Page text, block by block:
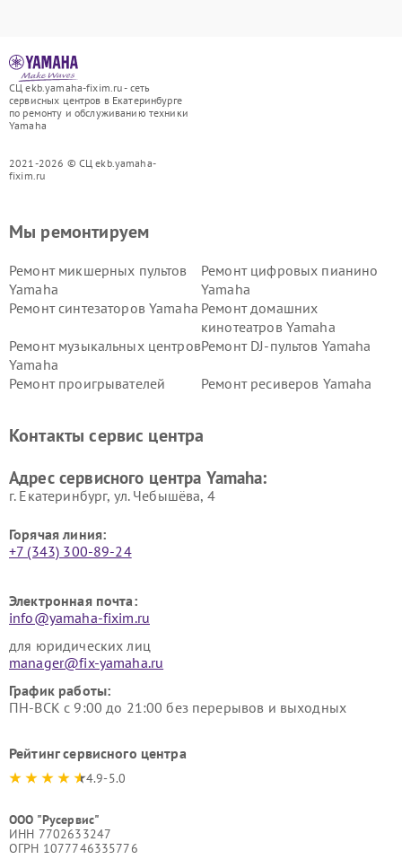
СЦ ekb.yamaha-fixim.ru - сеть
сервисных центров в Екатеринбурге
по ремонту и обслуживанию техники
Yamaha
2021-2026 © СЦ ekb.yamaha-
fixim.ru
Мы ремонтируем
Ремонт микшерных пультов
Yamaha
Ремонт цифровых пианино
Yamaha
Ремонт синтезаторов Yamaha Ремонт домашних
кинотеатров Yamaha
Ремонт музыкальных центров
Yamaha
Ремонт DJ-пультов Yamaha
Ремонт проигрывателей
Ремонт ресиверов Yamaha
Yamaha
Yamaha
Контакты сервис центра
Адрес сервисного центра Yamaha:
г. Екатеринбург, ул. Чебышёва, 4
Горячая линия:
+7 (343) 300-89-24
Электронная почта:
info@yamaha-fixim.ru
для юридических лиц
manager@fix-yamaha.ru
График работы:
ПН-ВСК с 9:00 до 21:00 без перерывов и выходных
Рейтинг сервисного центра
4.9-5.0
ООО "Русервис"
ИНН 7702633247
ОГРН 1077746335776